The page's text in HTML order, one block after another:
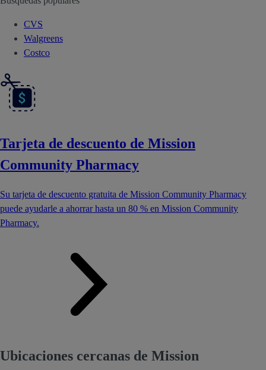
CVS
Walgreens
Costco
Tarjeta de descuento de Mission
Community Pharmacy
Su tarjeta de descuento gratuita de Mission Community Pharmacy
puede ayudarle a ahorrar hasta un 80 % en Mission Community
Pharmacy.
Ubicaciones cercanas de Mission